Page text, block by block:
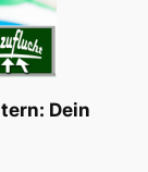
Dein